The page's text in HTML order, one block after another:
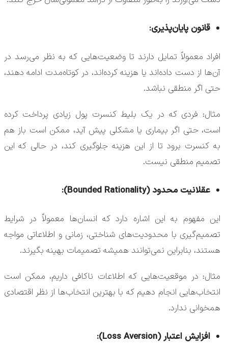
قانون پایان‌پذیری:
افراد معمولاً تمایل دارند تا وضعیت‌هایی که به نظر می‌رسد در
آن‌ها از دست داده‌اند یا هزینه کرده‌اند، در کوتاه‌مدت ادامه دهند،
حتی اگر منطقی نباشد.
مثال: فردی که در یک بلیط کنسرت پول زیادی پرداخت کرده
است، حتی اگر بیماری یا مشکلی پیش آید، ممکن است باز هم
به کنسرت برود تا از این هزینه جلوگیری کند، در حالی که این
تصمیم منطقی نیست.
عقلانیت محدود (Bounded Rationality):
این مفهوم به این اشاره دارد که انسان‌ها معمولاً در شرایط
تصمیم‌گیری با محدودیت‌های شناختی، زمانی و اطلاعاتی مواجه
هستند، بنابراین نمی‌توانند همیشه تصمیمات بهینه بگیرند.
مثال: در موقعیت‌هایی که اطلاعات ناکافی داریم، ممکن است
انتخاب‌هایی انجام دهیم که با بهترین انتخاب‌ها از نظر اقتصادی
همخوانی ندارد.
افزایش اعتبار (Loss Aversion):